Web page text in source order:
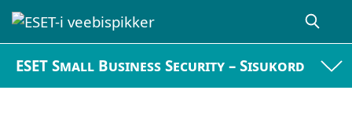
ESET Small Business Security – Sisukord